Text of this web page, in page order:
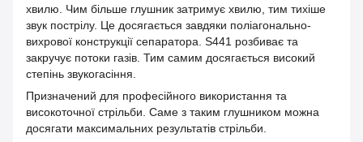
хвилю. Чим більше глушник затримує хвилю, тим тихіше
звук пострілу. Це досягається завдяки поліагонально-
вихрової конструкції сепаратора. S441 розбиває та
закручує потоки газів. Тим самим досягається високий
степінь звукогасіння.
Призначений для професійного використання та
високоточної стрільби. Саме з таким глушником можна
досягати максимальних результатів стрільби.